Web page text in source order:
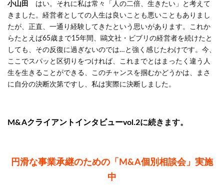
小山田
はい。それに私は常々「人の二倍、生きたい」と考えて
きました。経営者としての人生は良いことも悪いこともありまし
たが、正直、一通り経験してきたという思いがあります。これか
らたとえば65歳まで15年間、鷗文社・ビブリの経営者を続けたと
しても、その反復に過ぎないのでは…と強く感じたわけです。今、
ここでスパッと区切りをつければ、これまでとはまったく違う人
生を生きることができる、このチャンスを掴むかどうかは、まさ
に自分の決断次第ですし、私は実際に決断しました。
M&Aクライアントインタビューvol.2に続きます。
円滑な事業承継のための「M&A個別相談会」実施
中